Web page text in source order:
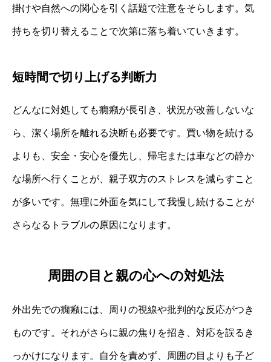
掛けや自然への関心を引く話題で注意をそらします。気
持ちを切り替えることで次第に落ち着いていきます。
短時間で切り上げる判断力
どんなに対処しても癇癪が長引き、状況が改善しないな
ら、潔く場所を離れる決断も必要です。買い物を続ける
よりも、安全・安心を優先し、帰宅または車などの静か
な場所へ行くことが、親子双方のストレスを減らすこと
が多いです。無理に外面を気にして我慢し続けることが
さらなるトラブルの原因になります。
周囲の目と親の心への対処法
外出先での癇癪には、周りの視線や批判的な反応がつき
ものです。それがさらに親の焦りを招き、対応を誤るき
っかけになります。自分を責めず、周囲の目よりも子ど